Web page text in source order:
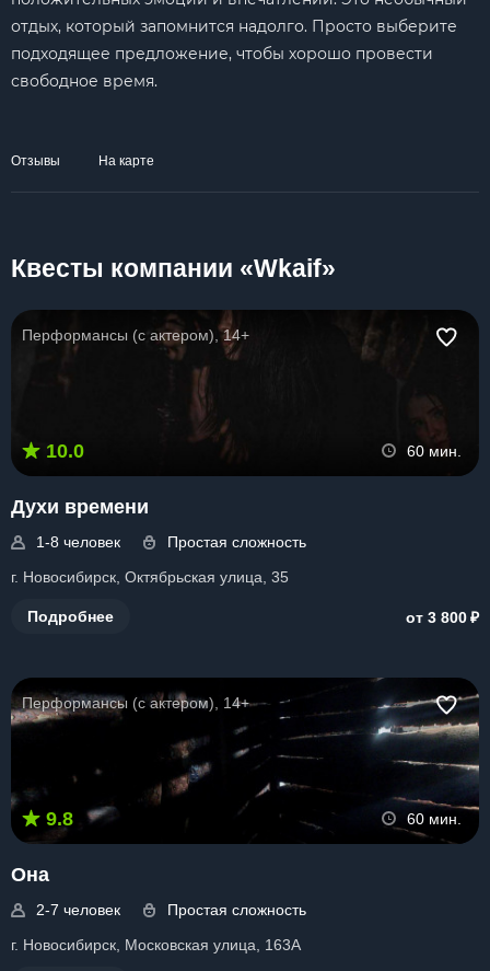
отдых, который запомнится надолго. Просто выберите
подходящее предложение, чтобы хорошо провести
свободное время.
Отзывы На карте
Квесты компании «Wkaif»
Перформансы (с актером), 14+
10.0 60 мин.
Духи времени
1-8 человек
Простая сложность
г. Новосибирск, Октябрьская улица, 35
Подробнее от 3 800₽
Перформансы (с актером), 14+
9.8 60 мин.
Она
2-7 человек
Простая сложность
г. Новосибирск, Московская улица, 163А